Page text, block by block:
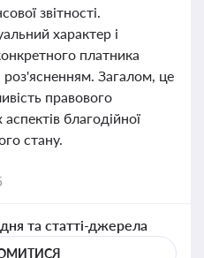
звітності.
характер і
платника
роз'ясненням. Загалом, це
правового
благодійної
стану.
та статті-джерела